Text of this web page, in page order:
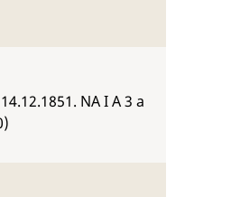
NA I A 3 a